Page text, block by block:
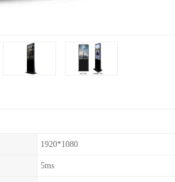
1920*1080
5ms